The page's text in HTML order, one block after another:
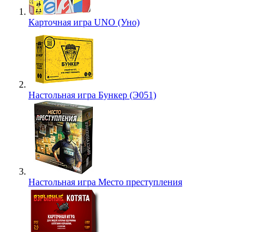
Карточная игра UNO (Уно)
Настольная игра Бункер (Э051)
Настольная игра Место преступления